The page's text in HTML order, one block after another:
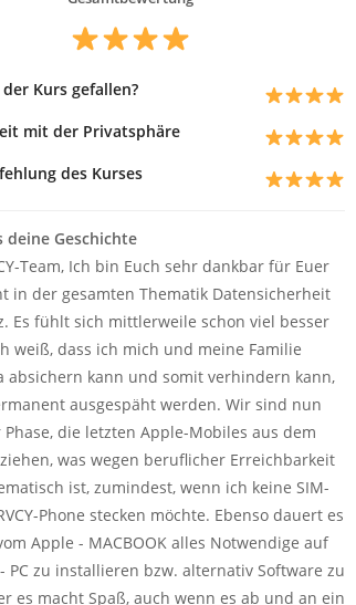
Kurs gefallen?
mit der Privatsphäre
des Kurses
deine Geschichte
Team, Ich bin Euch sehr dankbar für Euer
in der gesamten Thematik Datensicherheit
Es fühlt sich mittlerweile schon viel besser
weiß, dass ich mich und meine Familie
absichern kann und somit verhindern kann,
ausgespäht werden. Wir sind nun
die letzten Apple-Mobiles aus dem
was wegen beruflicher Erreichbarkeit
ist, zumindest, wenn ich keine SIM-
Phone stecken möchte. Ebenso dauert es
Apple - MACBOOK alles Notwendige auf
- PC zu installieren bzw. alternativ Software zu
es macht Spaß, auch wenn es ab und an ein